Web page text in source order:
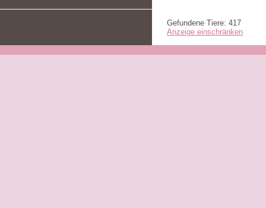
Gefundene Tiere: 417
Anzeige einschränken